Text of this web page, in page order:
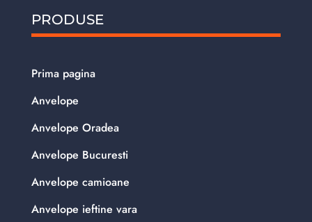
PRODUSE
Prima pagina
Anvelope
Anvelope Oradea
Anvelope Bucuresti
Anvelope camioane
Anvelope ieftine vara